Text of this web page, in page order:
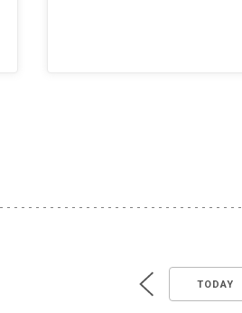
TODAY